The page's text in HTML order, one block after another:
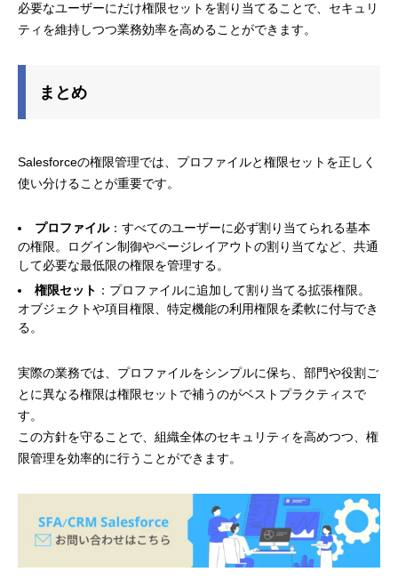
必要なユーザーにだけ権限セットを割り当てることで、セキュリ
ティを維持しつつ業務効率を高めることができます。
まとめ
Salesforceの権限管理では、プロファイルと権限セットを正しく
使い分けることが重要です。
プロファイル：すべてのユーザーに必ず割り当てられる基本
の権限。ログイン制御やページレイアウトの割り当てなど、共通
して必要な最低限の権限を管理する。
権限セット ：プロファイルに追加して割り当てる拡張権限。
オブジェクトや項目権限、特定機能の利用権限を柔軟に付与でき
る。
実際の業務では、プロファイルをシンプルに保ち、部門や役割ご
とに異なる権限は権限セットで補うのがベストプラクティスで
す。
この方針を守ることで、組織全体のセキュリティを高めつつ、権
限管理を効率的に行うことができます。